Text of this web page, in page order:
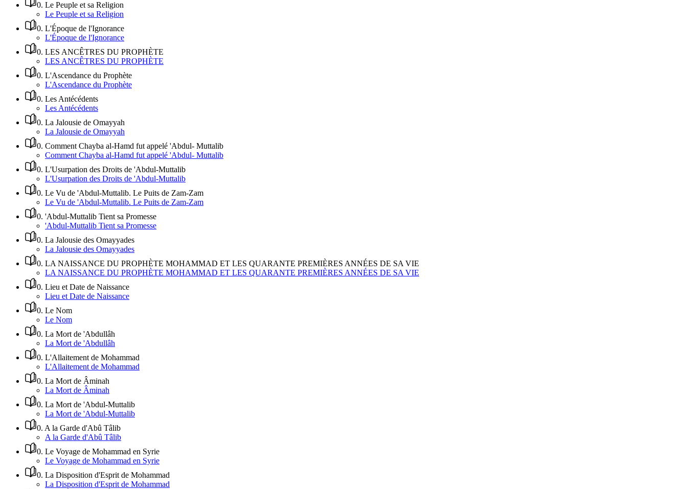
0. Le Peuple et sa Religion
Le Peuple et sa Religion
0. L'Époque de l'Ignorance
L'Époque de l'Ignorance
0. LES ANCÊTRES DU PROPHÈTE
LES ANCÊTRES DU PROPHÈTE
0. L'Ascendance du Prophète
L'Ascendance du Prophète
0. Les Antécédents
Les Antécédents
0. La Jalousie de Omayyah
La Jalousie de Omayyah
0. Comment Chayba al-Hamd fut appelé 'Abdul- Muttalib
Comment Chayba al-Hamd fut appelé 'Abdul- Muttalib
0. L'Usurpation des Droits de 'Abdul-Muttalib
L'Usurpation des Droits de 'Abdul-Muttalib
0. Le Vu de 'Abdul-Muttalib. Le Puits de Zam-Zam
Le Vu de 'Abdul-Muttalib. Le Puits de Zam-Zam
0. 'Abdul-Muttalib Tient sa Promesse
'Abdul-Muttalib Tient sa Promesse
0. La Jalousie des Omayyades
La Jalousie des Omayyades
0. LA NAISSANCE DU PROPHÈTE MOHAMMAD ET LES QUARANTE PREMIÈRES ANNÉES DE SA VIE
LA NAISSANCE DU PROPHÈTE MOHAMMAD ET LES QUARANTE PREMIÈRES ANNÉES DE SA VIE
0. Lieu et Date de Naissance
Lieu et Date de Naissance
0. Le Nom
Le Nom
0. La Mort de 'Abdullâh
La Mort de 'Abdullâh
0. L'Allaitement de Mohammad
L'Allaitement de Mohammad
0. La Mort de Âminah
La Mort de Âminah
0. La Mort de 'Abdul-Muttalib
La Mort de 'Abdul-Muttalib
0. A la Garde d'Abû Tâlib
A la Garde d'Abû Tâlib
0. Le Voyage de Mohammad en Syrie
Le Voyage de Mohammad en Syrie
0. La Disposition d'Esprit de Mohammad
La Disposition d'Esprit de Mohammad